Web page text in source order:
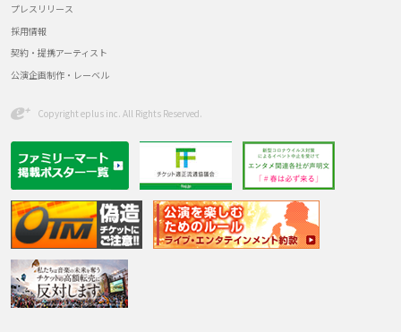
プレスリリース
採用情報
契約・提携アーティスト
公演企画制作・レーベル
Copyright eplus inc. All Rights Reserved.